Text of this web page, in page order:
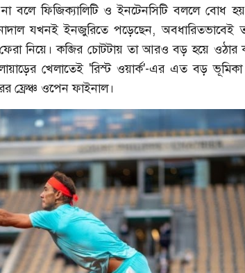
বলে ফিজিক্যালিটি ও ইনটেনসিটি বললে বোধ হয়
যখনই ইনজুরিতে পড়েছেন, অবধারিতভাবেই
নিয়ে। কব্জির চোটটায় তা আরও বড় হয়ে ওঠার
খেলাতেই 'রিস্ট ওয়ার্ক'-এর এত বড়
ফ্রেঞ্চ ওপেন ফাইনাল।